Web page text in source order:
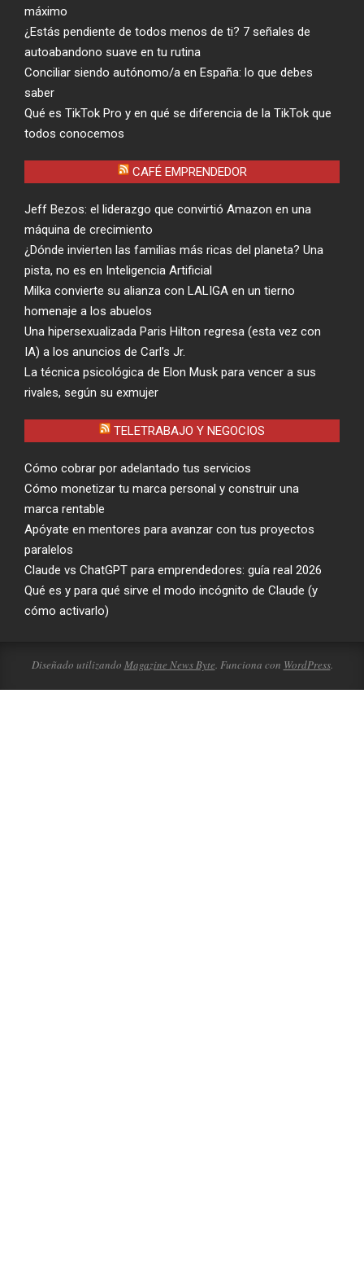
máximo
¿Estás pendiente de todos menos de ti? 7 señales de
autoabandono suave en tu rutina
Conciliar siendo autónomo/a en España: lo que debes
saber
Qué es TikTok Pro y en qué se diferencia de la TikTok que
todos conocemos
CAFÉ EMPRENDEDOR
Jeff Bezos: el liderazgo que convirtió Amazon en una
máquina de crecimiento
¿Dónde invierten las familias más ricas del planeta? Una
pista, no es en Inteligencia Artificial
Milka convierte su alianza con LALIGA en un tierno
homenaje a los abuelos
Una hipersexualizada Paris Hilton regresa (esta vez con
IA) a los anuncios de Carl’s Jr.
La técnica psicológica de Elon Musk para vencer a sus
rivales, según su exmujer
TELETRABAJO Y NEGOCIOS
Cómo cobrar por adelantado tus servicios
Cómo monetizar tu marca personal y construir una
marca rentable
Apóyate en mentores para avanzar con tus proyectos
paralelos
Claude vs ChatGPT para emprendedores: guía real 2026
Qué es y para qué sirve el modo incógnito de Claude (y
cómo activarlo)
Diseñado utilizando Magazine News Byte. Funciona con WordPress.